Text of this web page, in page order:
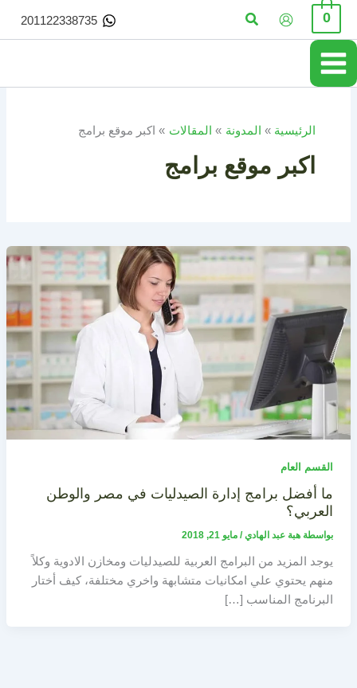
تخطي
المحتوى
0 البحث 201122338735
الرئيسية المدونة المقالات اكبر موقع برامج
اكبر موقع برامج
القسم العام
ما أفضل برامج إدارة الصيدليات في مصر والوطن
العربي؟
بواسطة هبة عبد الهادي/ مايو 21, 2018
يوجد المزيد من البرامج العربية للصيدليات ومخازن الادوية وكلاً
منهم يحتوي علي امكانيات متشابهة واخري مختلفة، كيف أختار
البرنامج المناسب […]